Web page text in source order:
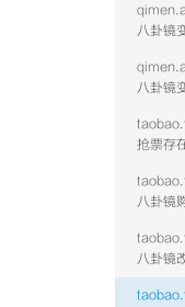
八卦镜
八卦镜
八卦镜
八卦镜